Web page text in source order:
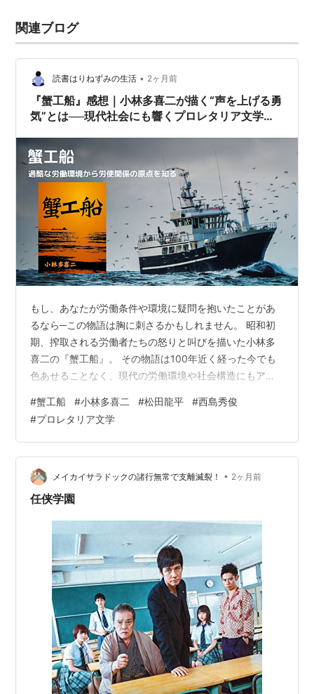
2004.10.30：『
員会)
2004.04.24：『CASSHERN』(「CASSHERN」パー
トナーズ)
2003.11.29：『監督感染 終着駅の次の駅』(「監督感
染」製作委員会)
2003.06.07：『マナに抱かれて』(「マナに抱かれ
て」製作委員会)
2003.01.25：『すべては夜から生まれる
』(Pug
Point)
2002.12.07：『
いたいふたり』(リクリ)
2002.11.09：『 Last Scene』(デジタル・ネガ)
2002.10.26：『
tokyo.sora』(tokyo.sora製作委員
会)
ル＝TOKYO FM＝テレビ東京＝オフィス北野)
2001.11.17：『世界の終わりという名の雑貨店』(松竹
＝小学館)
2001.06.15：『
クロエ』(J-WORKS FILM INITIATIVE)
ス)
2000.06.01：『
1998.07.11：『
1998.01.24：『
ンダイビュジュアル)
』(ピターズ?エンド)
1996.03.09：『
菜の花配達便』(第一企画＝ESSEN)
1996.02.03：『ゼラフィムの夜』(ツインズ)
1995.10.10：『蔵』(東映＝松プロ)
1995.05.27：『さわこの恋 1000マイルも離れて
(ケイエスエス)
1995.04.22：『マークスの山
』(松竹＝アミューズ＝
丸紅)
1995.01.21：『大失恋。』(東映＝東映ビデオ＝東北
関連ブログ
読書はりねずみの生活 • 2ヶ月前
『蟹工船』感想｜小林多喜二が描く“声を上げる勇
気”とは──現代社会にも響くプロレタリア文学の
もし、あなたが労働条件や環境に疑問を抱いたことがあ
るなら─この物語は胸に刺さるかもしれません。 昭和初
期、搾取される労働者たちの怒りと叫びを描いた小林多
喜二の『蟹工船』。 その物語は100年近く経った今でも
色あせることなく、現代の労働環境や社会構造にもアラ
した漫画版と2009年の映画版も交えて、『蟹工船』がな
ぜ今なお読み継がれているのか、その背景と意義を掘り
下げながら、私なりの感想をまとめました。 労働者とは
何か。組織とは何か。 そして「声を上げる」とはどうい
うことなのか。 ■あらすじと舞台背景 ■思想に関する違
和感と共感 ■今もなお通じる労…
#蟹工船 #小林多喜二 #松田龍平 #西島秀俊
#プロレタリア文学
メイカイサラドックの諸行無常で支離滅裂！ • 2ヶ月前
任侠学園